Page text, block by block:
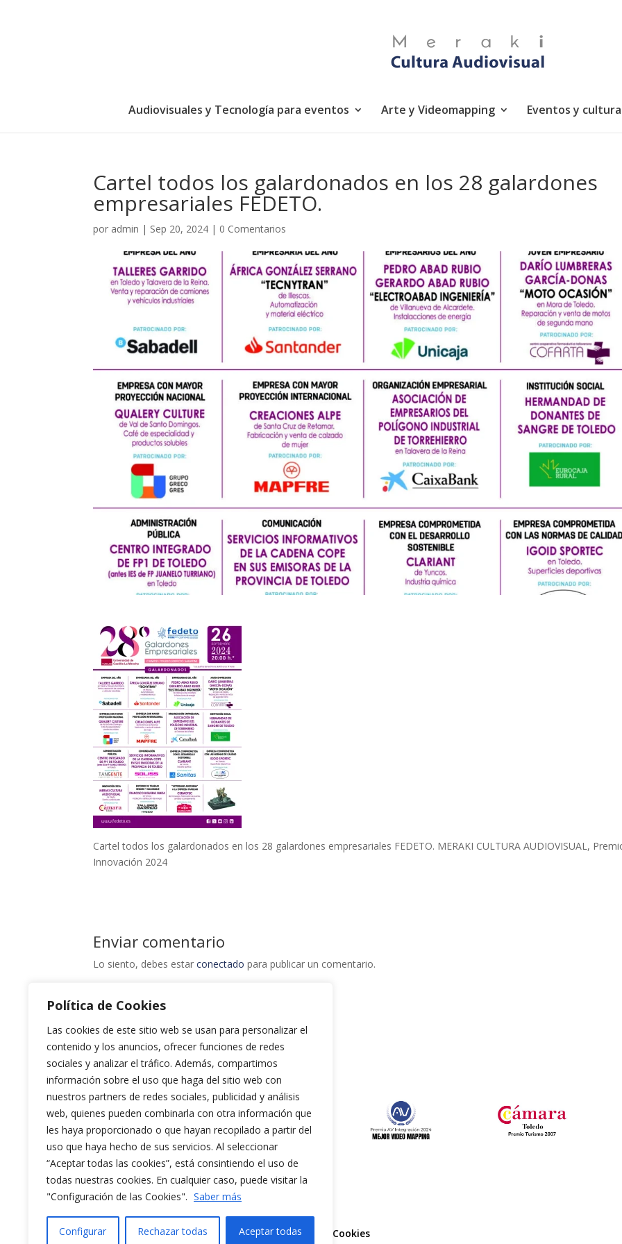
Política de Cookies
Las cookies de este sitio web se usan para personalizar el
contenido y los anuncios, ofrecer funciones de redes
sociales y analizar el tráfico. Además, compartimos
información sobre el uso que haga del sitio web con
nuestros partners de redes sociales, publicidad y análisis
web, quienes pueden combinarla con otra información que
les haya proporcionado o que hayan recopilado a partir del
uso que haya hecho de sus servicios. Al seleccionar
“Aceptar todas las cookies”, está consintiendo el uso de
todas nuestras cookies. En cualquier caso, puede visitar la
"Configuración de las Cookies". Saber más
Configurar Rechazar todas Aceptar todas
Audiovisuales y Tecnología para eventos Arte y Videomapping Eventos y cultura
Cartel todos los galardonados en los 28 galardones
empresariales FEDETO.
por admin | Sep 20, 2024 | 0 Comentarios
Cartel todos los galardonados en los 28 galardones empresariales FEDETO. MERAKI CULTURA AUDIOVISUAL,
Innovación 2024
Enviar comentario
Lo siento, debes estarconectado para publicar un comentario.
Aviso Legal y Política de Privacidad Política de Cookies